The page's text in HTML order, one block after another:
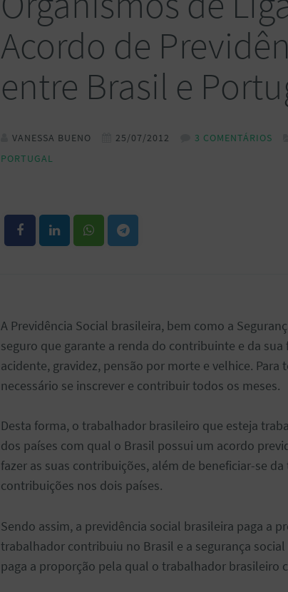
Acordo de
entre Brasil e
VANESSA BUENO 25/07/2012 3 COMENTÁRIOS
PORTUGAL
A Previdência Social brasileira, bem como a
seguro que garante a renda do contribuinte e da
acidente, gravidez, pensão por morte e velhice. Para
necessário se inscrever e contribuir todos os meses.
Desta forma, o trabalhador brasileiro que esteja
dos países com qual o Brasil possui um acordo
fazer as suas contribuições, além de beneficiar-se
contribuições nos dois países.
Sendo assim, a previdência social brasileira paga a
trabalhador contribuiu no Brasil e a segurança
paga a proporção pela qual o trabalhador brasileiro